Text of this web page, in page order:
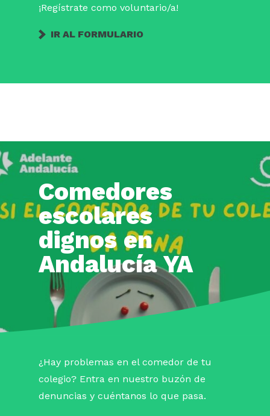
¡Regístrate como voluntario/a!
IR AL FORMULARIO
Comedores
escolares
dignos en
Andalucía YA
¿Hay problemas en el comedor de tu
colegio? Entra en nuestro buzón de
denuncias y cuéntanos lo que pasa.